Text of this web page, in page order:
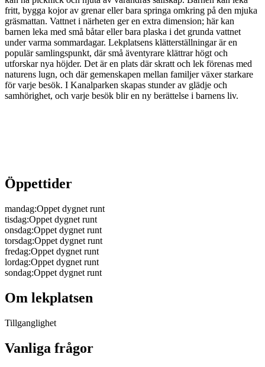
fritt, bygga kojor av grenar eller bara springa omkring på den mjuka
gräsmattan. Vattnet i närheten ger en extra dimension; här kan
barnen leka med små båtar eller bara plaska i det grunda vattnet
under varma sommardagar. Lekplatsens klätterställningar är en
populär samlingspunkt, där små äventyrare klättrar högt och
utforskar nya höjder. Det är en plats där skratt och lek förenas med
naturens lugn, och där gemenskapen mellan familjer växer starkare
för varje besök. I Kanalparken skapas stunder av glädje och
samhörighet, och varje besök blir en ny berättelse i barnens liv.
Öppettider
mandag:Oppet dygnet runt
tisdag:Oppet dygnet runt
onsdag:Oppet dygnet runt
torsdag:Oppet dygnet runt
fredag:Oppet dygnet runt
lordag:Oppet dygnet runt
sondag:Oppet dygnet runt
Om lekplatsen
Tillganglighet
Vanliga frågor